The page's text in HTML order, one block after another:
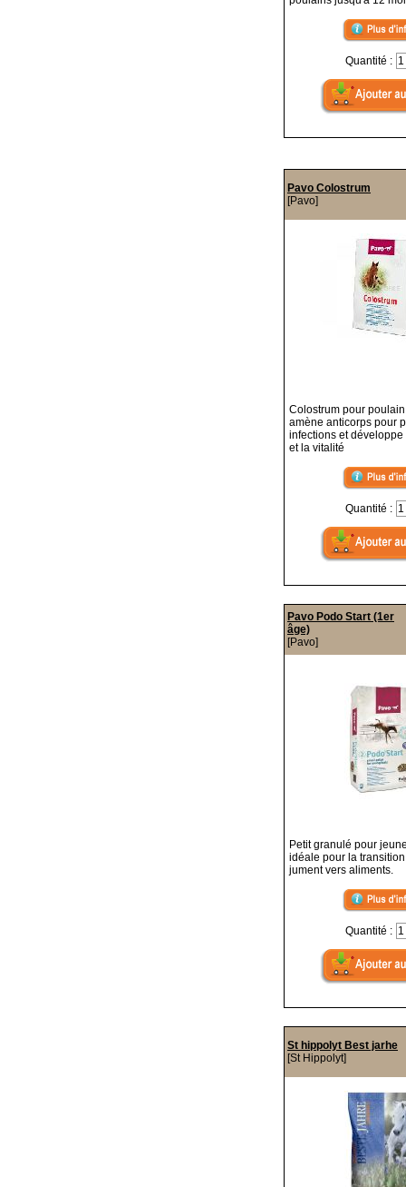
Quantité :
Pavo Colostrum
[Pavo]
Colostrum pour
amène anticorps pour
infections et
et la vitalité
Quantité :
Pavo Podo Start (1er
âge)
[Pavo]
Petit granulé pour
idéale pour la
jument vers aliments.
Quantité :
St hippolyt Best jarhe
[St Hippolyt]